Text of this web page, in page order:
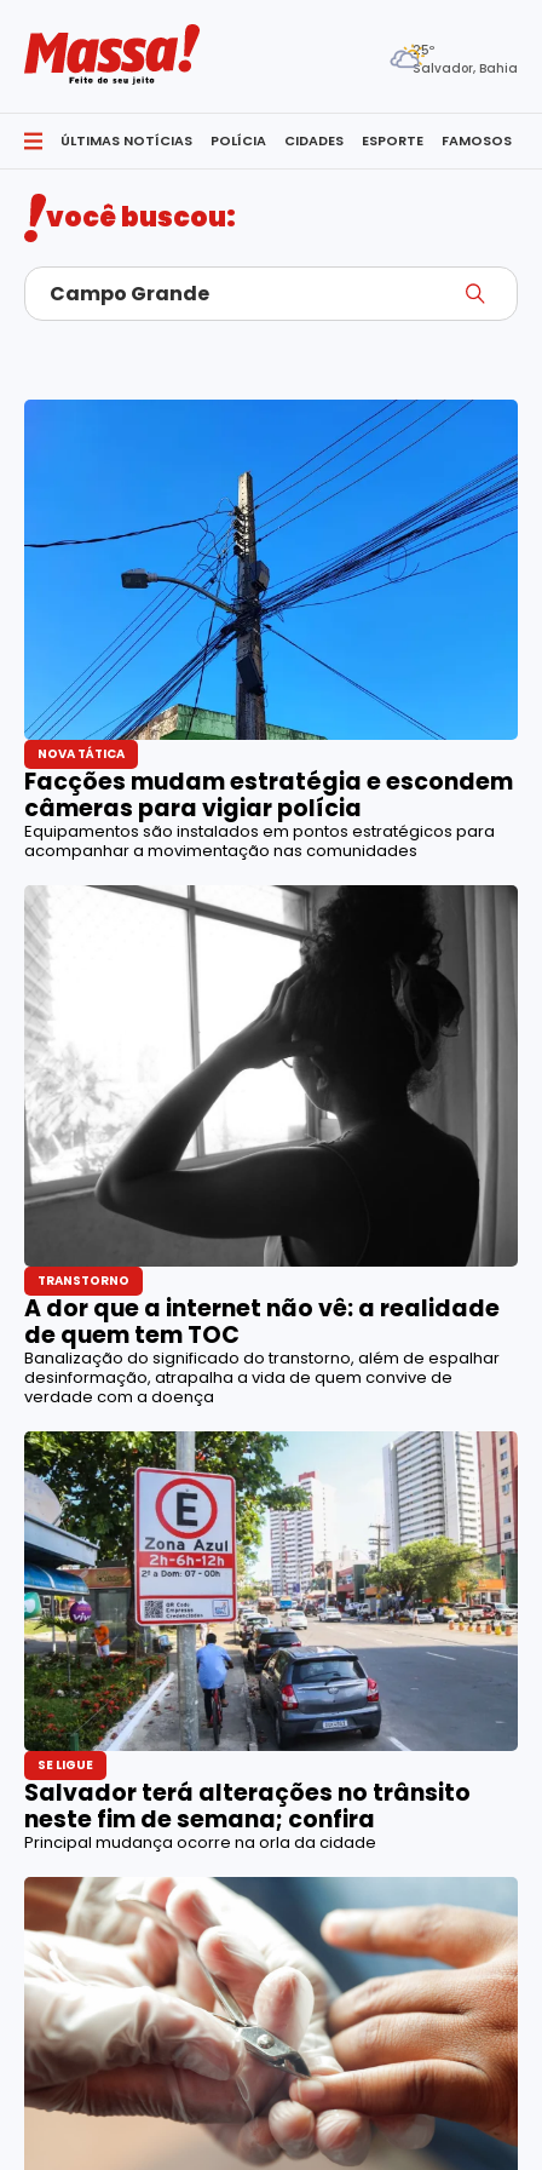
25º
Salvador, Bahia
ÚLTIMAS NOTÍCIAS POLÍCIA CIDADES ESPORTE FAMOSOS
você buscou:
NOVA TÁTICA
Facções mudam estratégia e escondem
câmeras para vigiar polícia
Equipamentos são instalados em pontos estratégicos para
acompanhar a movimentação nas comunidades
TRANSTORNO
A dor que a internet não vê: a realidade
de quem tem TOC
Banalização do significado do transtorno, além de espalhar
desinformação, atrapalha a vida de quem convive de
verdade com a doença
SE LIGUE
Salvador terá alterações no trânsito
neste fim de semana; confira
Principal mudança ocorre na orla da cidade